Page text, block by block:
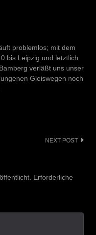
problemlos; mit dem
bis Leipzig und letztlich
verläßt uns unser
Gleiswegen noch
NEXT POST
Erforderliche